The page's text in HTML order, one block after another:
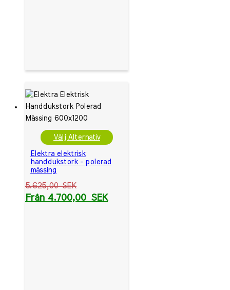
Välj Alternativ
Elektra elektrisk
handdukstork - polerad
mässing
5.625,00SEK
Från 4.700,00 SEK